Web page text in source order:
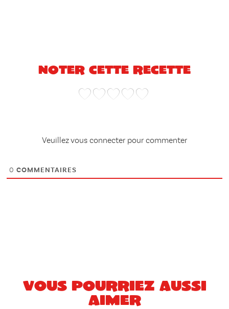
Noter cette recette
Veuillez vous connecter pour commenter
0 COMMENTAIRES
Vous pourriez aussi
aimer